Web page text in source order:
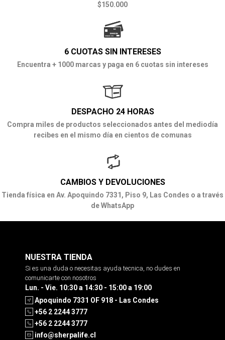
$150.000
6 CUOTAS SIN INTERESES
Encuentra + 1000 marcas y paga en 6 cuotas sin intereses
DESPACHO 24 HORAS
Compra miles de productos seleccionados antes del mediodía
recibes en el mismo día en cientos de comunas
CAMBIOS Y DEVOLUCIONES
Tienda física en Av. Apoquindo 7331, Piso 9, Las Condes o a través
de WhatsApp
NUESTRA TIENDA
Si es una duda o necesitas ayuda tecnica, no dudes en
comunicarte con nosotros
Lun. - Vie. 10:30 a 14:30 - 15:00 a 19:00
Apoquindo 7331 OF 918 - Las Condes
+56 2 2244 3777
+56 2 2244 3777
info@sherpalife.cl